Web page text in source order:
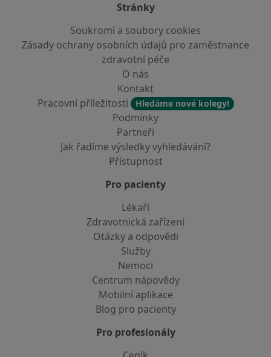
Stránky
Soukromí a soubory cookies
Zásady ochrany osobních údajů pro zaměstnance
zdravotní péče
O nás
Kontakt
Pracovní příležitosti
Hledáme nové kolegy!
Podmínky
Partneři
Jak řadíme výsledky vyhledávání?
Přístupnost
Pro pacienty
Lékaři
Zdravotnická zařízení
Otázky a odpovědi
Služby
Nemoci
Centrum nápovědy
Mobilní aplikace
Blog pro pacienty
Pro profesionály